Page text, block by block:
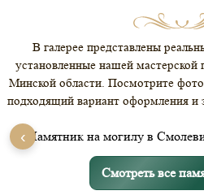
В галерее представлены
установленные нашей мастерской
Минской области. Посмотрите
подходящий вариант оформления и
‹
Смотреть все